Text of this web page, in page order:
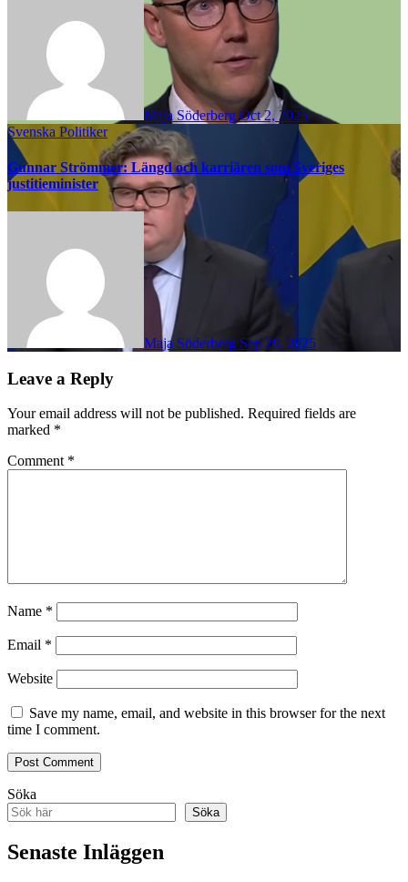
Maja Söderberg Oct 2, 2025
Svenska Politiker
Gunnar Strömmer: Längd och karriären som Sveriges
justitieminister
Maja Söderberg Sep 29, 2025
Leave a Reply
Your email address will not be published. Required fields are
marked *
Comment *
Name *
Email *
Website
Save my name, email, and website in this browser for the next
time I comment.
Söka
Söka
Senaste Inläggen